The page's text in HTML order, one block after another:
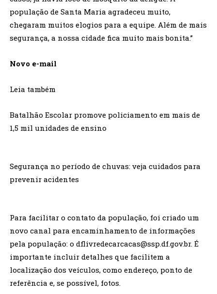
população de Santa Maria agradeceu muito,
chegaram muitos elogios para a equipe. Além de mais
segurança, a nossa cidade fica muito mais bonita.”
Novo e-mail
Leia também
Batalhão Escolar promove policiamento em mais de
1,5 mil unidades de ensino
Segurança no período de chuvas: veja cuidados para
prevenir acidentes
Para facilitar o contato da população, foi criado um
novo canal para encaminhamento de informações
pela população: o dflivredecarcacas@ssp.df.gov.br. É
importante incluir detalhes que facilitem a
localização dos veículos, como endereço, ponto de
referência e, se possível, fotos.